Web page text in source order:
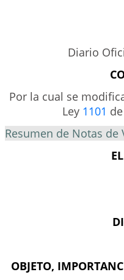
Diario
Por la cual se
Ley 1101
Resumen de Notas de
OBJETO,